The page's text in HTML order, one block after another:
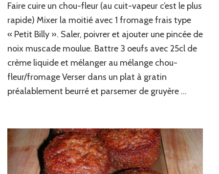
de
chou-
au
p’tit
Billy
Faire cuire un chou-fleur (au cuit-vapeur c’est le plus
rapide) Mixer la moitié avec 1 fromage frais type
« Petit Billy ». Saler, poivrer et ajouter une pincée de
noix muscade moulue. Battre 3 oeufs avec 25cl de
crème liquide et mélanger au mélange chou-
fleur/fromage Verser dans un plat à gratin
préalablement beurré et parsemer de gruyère …